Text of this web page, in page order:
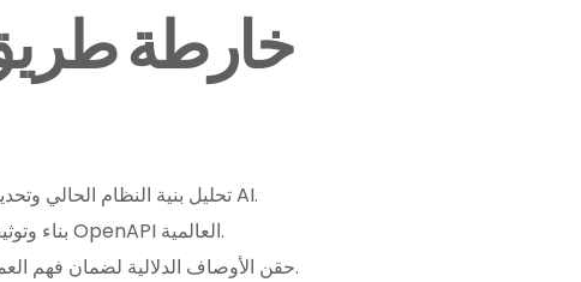
خارطة
تحليل بنية النظام الحالي وتحديد فجوات التواصل مع الـ AI.
بناء وتوثيق واجهات الربط بمعايير OpenAPI العالمية.
حقن الأوصاف الدلالية لضمان فهم العميل الذكي لمنطق العمل.